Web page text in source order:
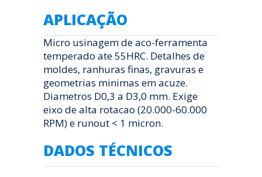
APLICAÇÃO
Micro usinagem de aco-ferramenta
temperado ate 55HRC. Detalhes de
moldes, ranhuras finas, gravuras e
geometrias minimas em acuze.
Diametros D0,3 a D3,0 mm. Exige
eixo de alta rotacao (20.000-60.000
RPM) e runout < 1 micron.
DADOS TÉCNICOS